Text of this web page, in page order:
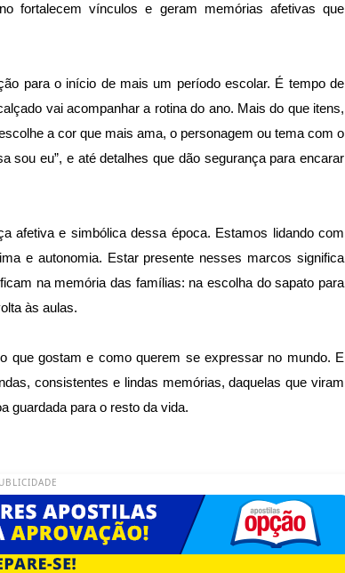
fortalecem vínculos e geram memórias afetivas que
para o início de mais um período escolar. É tempo de
vai acompanhar a rotina do ano. Mais do que itens,
a cor que mais ama, o personagem ou tema com o
sou eu”, e até detalhes que dão segurança para encarar
afetiva e simbólica dessa época. Estamos lidando com
e autonomia. Estar presente nesses marcos significa
na memória das famílias: na escolha do sapato para
às aulas.
que gostam e como querem se expressar no mundo. E
consistentes e lindas memórias, daquelas que viram
guardada para o resto da vida.